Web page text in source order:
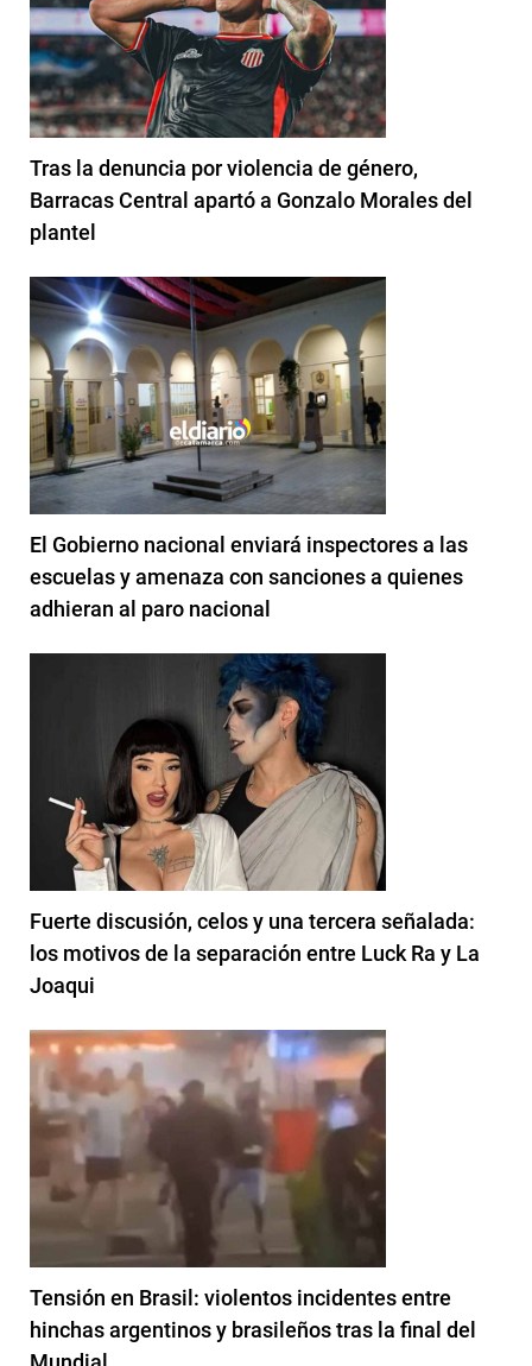
Tras la denuncia por violencia de género,
Barracas Central apartó a Gonzalo Morales del
plantel
El Gobierno nacional enviará inspectores a las
escuelas y amenaza con sanciones a quienes
adhieran al paro nacional
Fuerte discusión, celos y una tercera señalada:
los motivos de la separación entre Luck Ra y La
Joaqui
Tensión en Brasil: violentos incidentes entre
hinchas argentinos y brasileños tras la final del